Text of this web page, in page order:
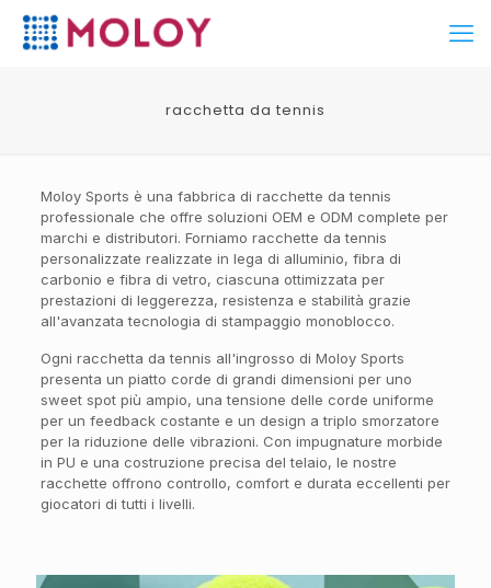
racchetta da tennis
Moloy Sports è una fabbrica di racchette da tennis
professionale che offre soluzioni OEM e ODM complete per
marchi e distributori. Forniamo racchette da tennis
personalizzate realizzate in lega di alluminio, fibra di
carbonio e fibra di vetro, ciascuna ottimizzata per
prestazioni di leggerezza, resistenza e stabilità grazie
all'avanzata tecnologia di stampaggio monoblocco.
Ogni racchetta da tennis all'ingrosso di Moloy Sports
presenta un piatto corde di grandi dimensioni per uno
sweet spot più ampio, una tensione delle corde uniforme
per un feedback costante e un design a triplo smorzatore
per la riduzione delle vibrazioni. Con impugnature morbide
in PU e una costruzione precisa del telaio, le nostre
racchette offrono controllo, comfort e durata eccellenti per
giocatori di tutti i livelli.